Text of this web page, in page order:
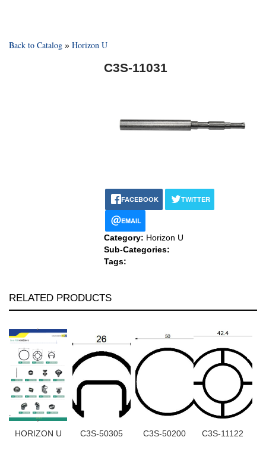
Back to Catalog Horizon U
C3S-11031
FACEBOOK TWITTER
EMAIL
Category: Horizon U
Sub-Categories:
Tags:
RELATED PRODUCTS
HORIZON U C3S-50305 C3S-50200 C3S-11122